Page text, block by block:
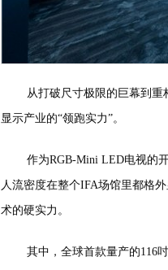
从打破尺寸极限的巨幕到
显示产业的“领跑实力”。
作为RGB-Mini LED电视的
人流密度在整个IFA场馆里都格
术的硬实力。
其中，全球首款量产的116